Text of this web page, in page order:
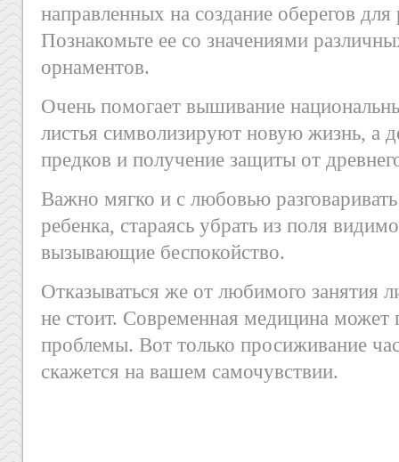
направленных на создание оберегов
Познакомьте ее со значениями
орнаментов.
Очень помогает вышивание
листья символизируют новую жизнь, а
предков и получение защиты от
Важно мягко и с любовью
ребенка, стараясь убрать из поля
вызывающие беспокойство.
Отказываться же от любимого занятия
не стоит. Современная медицина может
проблемы. Вот только просиживание
скажется на вашем самочувствии.